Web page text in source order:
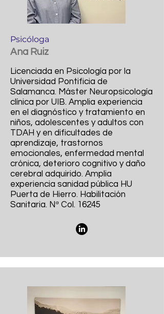
Psicóloga
Ana Ruiz
Licenciada en Psicología por la
Universidad Pontificia de
Salamanca. Máster Neuropsicología
clínica por UIB. Amplia experiencia
en el diagnóstico y tratamiento en
niños, adolescentes y adultos con
TDAH y en dificultades de
aprendizaje, trastornos
emocionales, enfermedad mental
crónica, deterioro cognitivo y daño
cerebral adquirido. Amplia
experiencia sanidad pública HU
Puerta de Hierro. Habilitación
Sanitaria. Nª Col. 16245